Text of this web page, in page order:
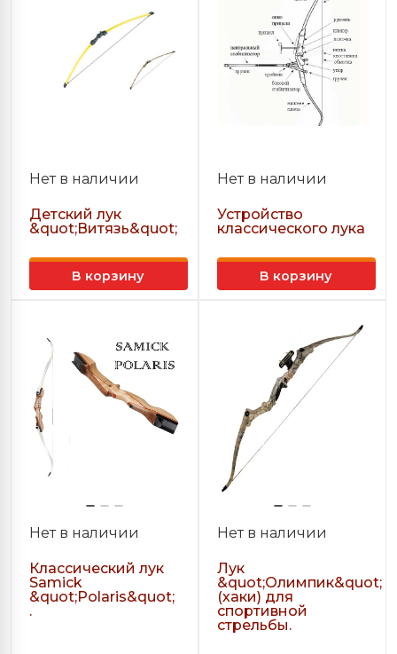
Нет в наличии
Детский лук
&quot;Витязь&quot;
В корзину
Нет в наличии
Устройство
классического лука
В корзину
Нет в наличии
Классический лук
Samick
&quot;Polaris&quot;
.
Нет в наличии
Лук
&quot;Олимпик&quot;
(хаки) для
спортивной
стрельбы.